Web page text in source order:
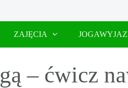
ZAJĘCIA
– ćwicz